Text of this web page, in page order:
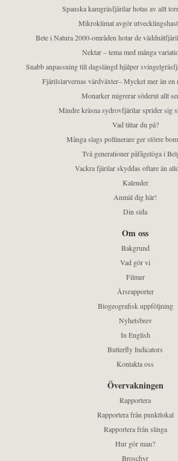
Spanska kamgräsfjärilar hotas av allt
Mikroklimat avgör
Bete i Natura 2000-områden hotar de
Nektar – tema med många
Snabb anpassning till dagslängd hjälper
Fjärilslarvernas värdväxter– Mycket mer än en
Monarker migrerar söderut allt
Mindre kräsna sydrovfjärilar sprider sig
Vad tittar du på?
Många slags pollinerare ger större
Två generationer påfågelöga i
Vackra fjärilar skyddas oftare än
Kalender
Anmäl dig här!
Din sida
Om oss
Bakgrund
Vad gör vi
Filmer
Årsrapporter
Biogeografisk uppföljning
Nyhetsbrev
In English
Butterfly Indicators
Kontakta oss
Övervakningen
Rapportera
Rapportera från punktlokal
Rapportera från slinga
Hur gör man?
Broschyr